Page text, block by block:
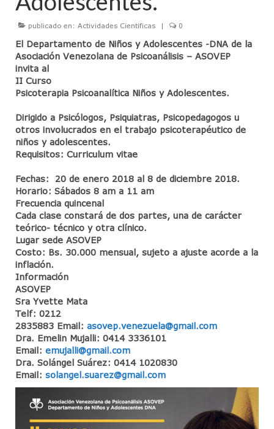
Junta Directiva
Actividades Cientificas
Jornadas Anuales Sigmund Freud
Cineforo – El Silencio de Otros
CineForo – las 50 Sombras de Grey
Cine Foro – La Isla Siniestra
CineForo – Guillaume y los chicos… ¡a la
mesa!
CineForo – El Pasado
CineForo – Hannan Arendt
Curso de Psicoterapia Psicoanálitica
Actividades Docentes
publicado en: Actividades Cientificas | 0
El Departamento de Niños y Adolescentes -DNA de la
Asociación Venezolana de Psicoanálisis – ASOVEP
invita al
II Curso
Psicoterapia Psicoanalítica Niños y Adolescentes.
Dirigido a Psicólogos, Psiquiatras, Psicopedagogos u
otros involucrados en el trabajo psicoterapéutico de
niños y adolescentes.
Requisitos: Curriculum vitae
Fechas: 20 de enero 2018 al 8 de diciembre 2018.
Horario: Sábados 8 am a 11 am
Frecuencia quincenal
Cada clase constará de dos partes, una de carácter
teórico- técnico y otra clínico.
Lugar sede ASOVEP
Costo: Bs. 30.000 mensual, sujeto a ajuste acorde a la
inflación.
Información
ASOVEP
Sra Yvette Mata
Telf: 0212
2835883 Email: asovep.venezuela@gmail.com
Dra. Emelin Mujalli: 0414 3336101
Email: emujalli@gmail.com
Dra. Solángel Suárez: 0414 1020830
Email: solangel.suarez@gmail.com